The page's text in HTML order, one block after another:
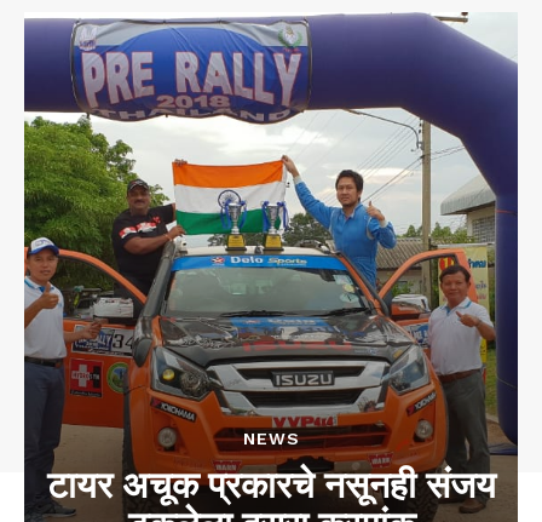
NEWS
टायर अचूक प्रकारचे नसूनही संजय